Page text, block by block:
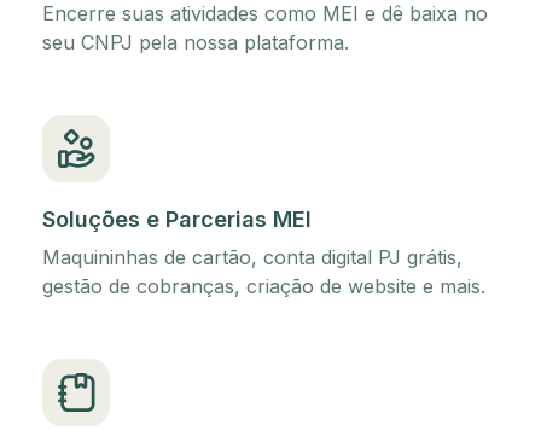
Encerre suas atividades como MEI e dê baixa no
seu CNPJ pela nossa plataforma.
Soluções e Parcerias MEI
Maquininhas de cartão, conta digital PJ grátis,
gestão de cobranças, criação de website e mais.